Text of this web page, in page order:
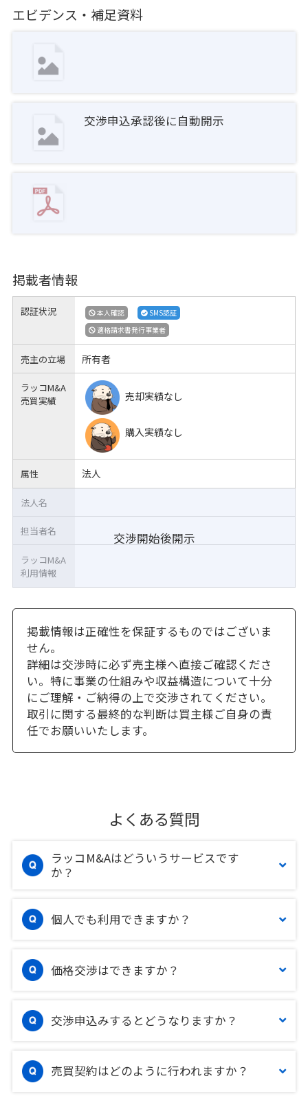
エビデンス・補足資料
交渉申込承認後に自動開示
掲載者情報
認証状況 本人確認
SMS認証
適格請求書発行事業者
売主の立場 所有者
ラッコM&A
売買実績
売却実績なし
購入実績なし
属性 法人
交渉開始後開示
法人名
担当者名
ラッコM&A
利用情報
掲載情報は正確性を保証するものではございま
せん。
詳細は交渉時に必ず売主様へ直接ご確認くださ
い。特に事業の仕組みや収益構造について十分
にご理解・ご納得の上で交渉されてください。
取引に関する最終的な判断は買主様ご自身の責
任でお願いいたします。
よくある質問
ラッコM&Aはどういうサービスです
か？
個人でも利用できますか？
価格交渉はできますか？
交渉申込みするとどうなりますか？
売買契約はどのように行われますか？